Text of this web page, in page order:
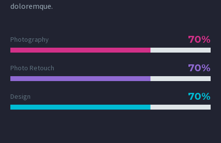
doloremque.
Photography 70%
Photo Retouch 70%
Design 70%